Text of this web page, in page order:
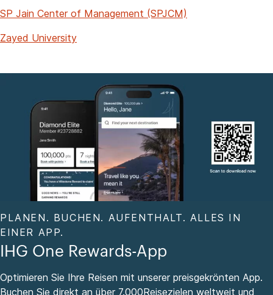
SP Jain Center of Management (SPJCM)
Zayed University
PLANEN. BUCHEN. AUFENTHALT. ALLES IN
EINER APP.
IHG One Rewards-App
Optimieren Sie Ihre Reisen mit unserer preisgekrönten App.
Buchen Sie direkt an über 7.000Reisezielen weltweit und